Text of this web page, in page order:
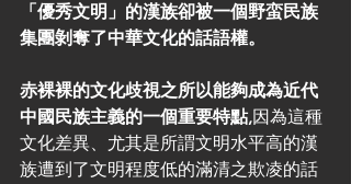
「優秀文明」的漢族卻被一個野蛮民族
集團剝奪了中華文化的話語權。
赤裸裸的文化歧視之所以能夠成為近代
中國民族主義的一個重要特點,因為這種
文化差異、尤其是所謂文明水平高的漢
族遭到了文明程度低的滿清之欺凌的話